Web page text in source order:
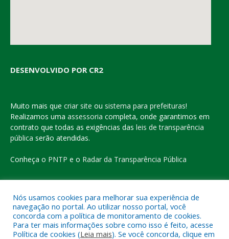
DESENVOLVIDO POR CR2
Muito mais que criar site ou sistema para prefeituras!
Realizamos uma assessoria completa, onde garantimos em
contrato que todas as exigências das leis de transparência
pública serão atendidas.
Conheça o PNTP e o Radar da Transparência Pública
Todos os direitos reservados a Prefeitura Municipal de Eldorado
do Carajás
Nós usamos cookies para melhorar sua experiência de
navegação no portal. Ao utilizar nosso portal, você
concorda com a política de monitoramento de cookies.
Para ter mais informações sobre como isso é feito, acesse
Política de cookies (Leia mais). Se você concorda, clique em